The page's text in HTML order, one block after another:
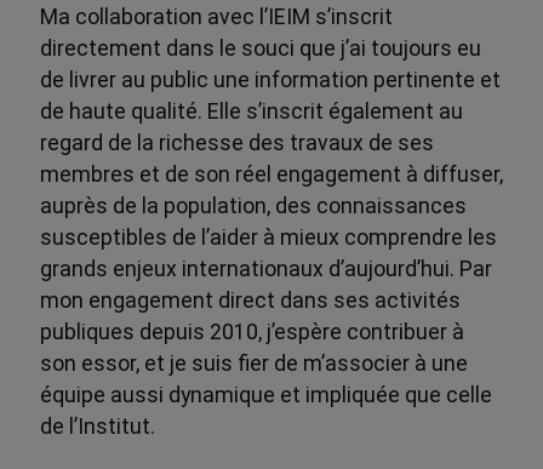
Ma collaboration avec l’IEIM s’inscrit
directement dans le souci que j’ai toujours eu
de livrer au public une information pertinente et
de haute qualité. Elle s’inscrit également au
regard de la richesse des travaux de ses
membres et de son réel engagement à diffuser,
auprès de la population, des connaissances
susceptibles de l’aider à mieux comprendre les
grands enjeux internationaux d’aujourd’hui. Par
mon engagement direct dans ses activités
publiques depuis 2010, j’espère contribuer à
son essor, et je suis fier de m’associer à une
équipe aussi dynamique et impliquée que celle
de l’Institut.